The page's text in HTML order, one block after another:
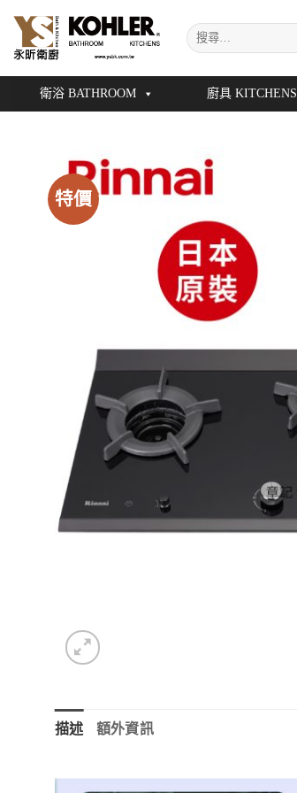
content
搜
尋
衛浴 BATHROOM 廚具 KITCHENS
特價
描述 額外資訊